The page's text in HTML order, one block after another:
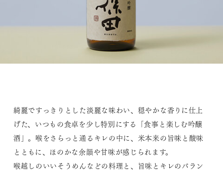
綺麗ですっきりとした淡麗な味わい、穏やかな香りに仕上
げた、いつもの食卓を少し特別にする「食事と楽しむ吟醸
酒」。喉をさらっと通るキレの中に、米本来の旨味と酸味
とともに、ほのかな余韻や甘味が感じられます。
喉越しのいいそうめんなどの料理と、旨味とキレのバラン